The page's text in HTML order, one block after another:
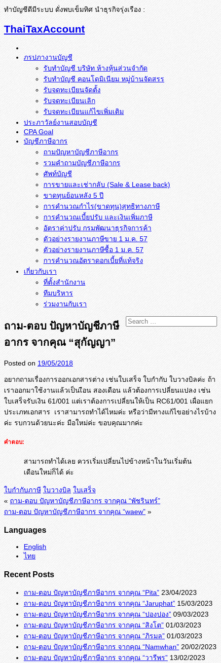
ทำบัญชีดีมีระบบ ดั่งพบเข็มทิศ นำธุรกิจรุ่งเรือง :
ThaiTaxAccount
ภรปภางานบัญชี
รับทำบัญชี บริษัท ห้างหุ้นส่วนจำกัด
รับทำบัญชี คอนโดมิเนียม หมู่บ้านจัดสรร
รับจดทะเบียนจัดตั้ง
รับจดทะเบียนเลิก
รับจดทะเบียนแก้ไขเพิ่มเติม
ประภาวัลย์งานสอบบัญชี
CPA Goal
บัญชีภาษีอากร
ถามปัญหาบัญชีภาษีอากร
รวมคำถามบัญชีภาษีอากร
ศัพท์บัญชี
การขายและเช่ากลับ (Sale & Lease back)
ขาดทุนย้อนหลัง 5 ปี
การคำนวณกำไร(ขาดทุน)สุทธิทางภาษี
การคำนวณเบี้ยปรับ และเงินเพิ่มภาษี
อัตราค่าปรับ กรมพัฒนาธุรกิจการค้า
ตัวอย่างรายงานภาษีขาย 1 ม.ค. 57
การคำนวณอัตราดอกเบี้ยที่แท้จริง
เกี่ยวกับเรา
ที่ตั้งสำนักงาน
ทีมบริหาร
ร่วมงานกับเรา
ถาม-ตอบ ปัญหาบัญชีภาษี
อากร จากคุณ “สุกัญญา”
Posted on 19/05/2018
อยากถามเรื่องการออกเอกสารต่าง เช่นใบเสร็จ ใบกำกับ ใบวางบิลค่ะ ถ้า
เราออกมาใช้งานแล้วเป็นเือน สองเดือน แล้วต้องการเปลี่ยนแปลง เช่น
ใบเสร็จรับเงิน 61/001 แต่เราต้องการเปลี่ยนให้เป็น RC61/001 เผื่อแยก
ประเภทเอกสาร เราสามารถทำได้ไหมค่ะ หรือว่ามีทางแก้ไขอย่างไรบ้าง
ค่ะ รบกวนด้วยนะค่ะ มือใหม่ค่ะ ขอบคุณมากค่ะ
คำตอบ:
สามารถทำได้เลย ควรเริ่มเปลี่ยนไปข้างหน้าในวันเริ่มต้น
เดือนใหม่ก็ได้ ค่ะ
ใบกำกับภาษี ใบวางบิล ใบเสร็จ
« ถาม-ตอบ ปัญหาบัญชีภาษีอากร จากคุณ “พัชรินทร์”
ถาม-ตอบ ปัญหาบัญชีภาษีอากร จากคุณ “waew” »
Languages
English
ไทย
Recent Posts
ถาม-ตอบ ปัญหาบัญชีภาษีอากร จากคุณ “Pita” 23/04/2023
ถาม-ตอบ ปัญหาบัญชีภาษีอากร จากคุณ “Jaruphat” 15/03/2023
ถาม-ตอบ ปัญหาบัญชีภาษีอากร จากคุณ “ปองปอง” 09/03/2023
ถาม-ตอบ ปัญหาบัญชีภาษีอากร จากคุณ “สิงโต” 01/03/2023
ถาม-ตอบ ปัญหาบัญชีภาษีอากร จากคุณ “ภิรมล” 01/03/2023
ถาม-ตอบ ปัญหาบัญชีภาษีอากร จากคุณ “Namwhan” 20/02/2023
ถาม-ตอบ ปัญหาบัญชีภาษีอากร จากคุณ “วารีพร” 13/02/2023